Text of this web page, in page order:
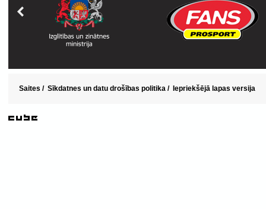
Saites / Sīkdatnes un datu drošības politika / Iepriekšējā lapas versija